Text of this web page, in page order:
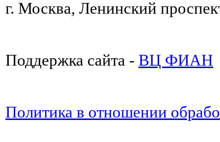
г. Москва, Ленинский
Поддержка сайта - ВЦ ФИАН
Политика в отношении